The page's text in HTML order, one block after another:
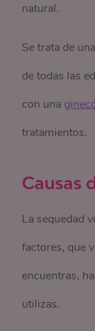
natural.
Se trata de
de todas las
con una
tratamientos.
Causas
La sequedad
factores, que
encuentras,
utilizas.